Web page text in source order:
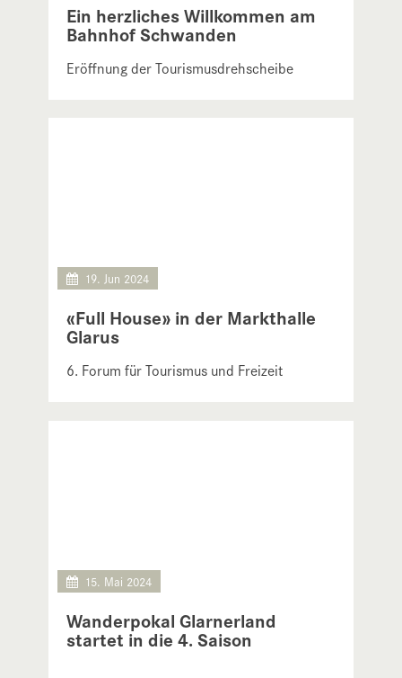
Ein herzliches Willkommen am
Bahnhof Schwanden
Eröffnung der Tourismusdrehscheibe
«Full House» in der Markthalle
Glarus
6. Forum für Tourismus und Freizeit
19. Jun 2024
Wanderpokal Glarnerland
startet in die 4. Saison
15. Mai 2024